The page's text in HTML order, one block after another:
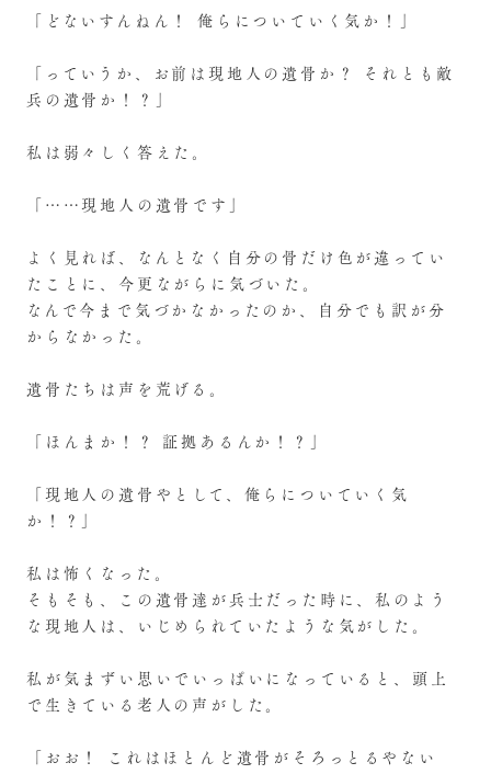
「どないすんねん！ 俺らについていく気か！」
「っていうか、お前は現地人の遺骨か？ それとも敵
兵の遺骨か！？」
私は弱々しく答えた。
「……現地人の遺骨です」
よく見れば、なんとなく自分の骨だけ色が違ってい
たことに、今更ながらに気づいた。
なんで今まで気づかなかったのか、自分でも訳が分
からなかった。
遺骨たちは声を荒げる。
「ほんまか！？ 証拠あるんか！？」
「現地人の遺骨やとして、俺らについていく気
か！？」
私は怖くなった。
そもそも、この遺骨達が兵士だった時に、私のよう
な現地人は、いじめられていたような気がした。
私が気まずい思いでいっぱいになっていると、頭上
で生きている老人の声がした。
「おお！ これはほとんど遺骨がそろっとるやない